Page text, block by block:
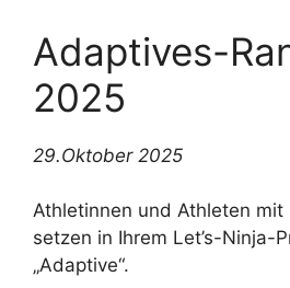
Adaptives-
2025
29.Oktober 2025
Athletinnen und Athleten mit
setzen in Ihrem Let’s-Ninja-
„Adaptive“.